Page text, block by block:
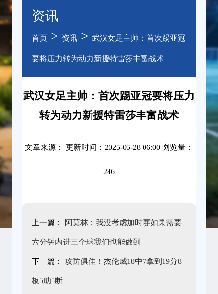
资讯
首页 > 资讯 > 武汉女足主帅：首次踢亚冠
要将压力转为动力新援特雷莎丰富战术
武汉女足主帅：首次踢亚冠要将压力
转为动力新援特雷莎丰富战术
文章来源： 更新时间：2025-05-28 06:00 浏览量：
246
上一篇： 阿莫林：我没考虑加时赛如果需要
六分钟内进三个球我们也能做到
下一篇： 攻防俱佳！杰伦威18中7拿到19分8
板5助5断